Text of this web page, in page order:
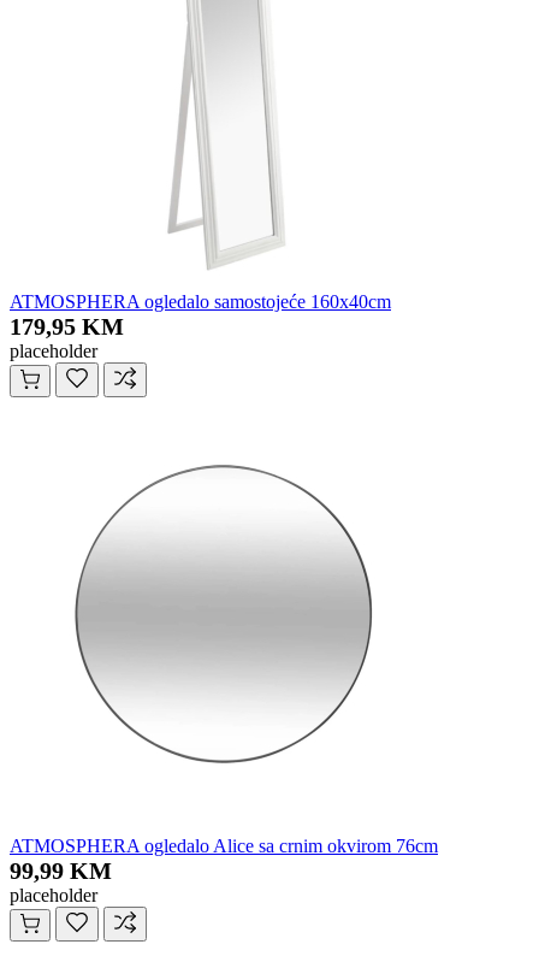
ATMOSPHERA ogledalo samostojeće 160x40cm
179,95 KM
placeholder
ATMOSPHERA ogledalo Alice sa crnim okvirom 76cm
99,99 KM
placeholder